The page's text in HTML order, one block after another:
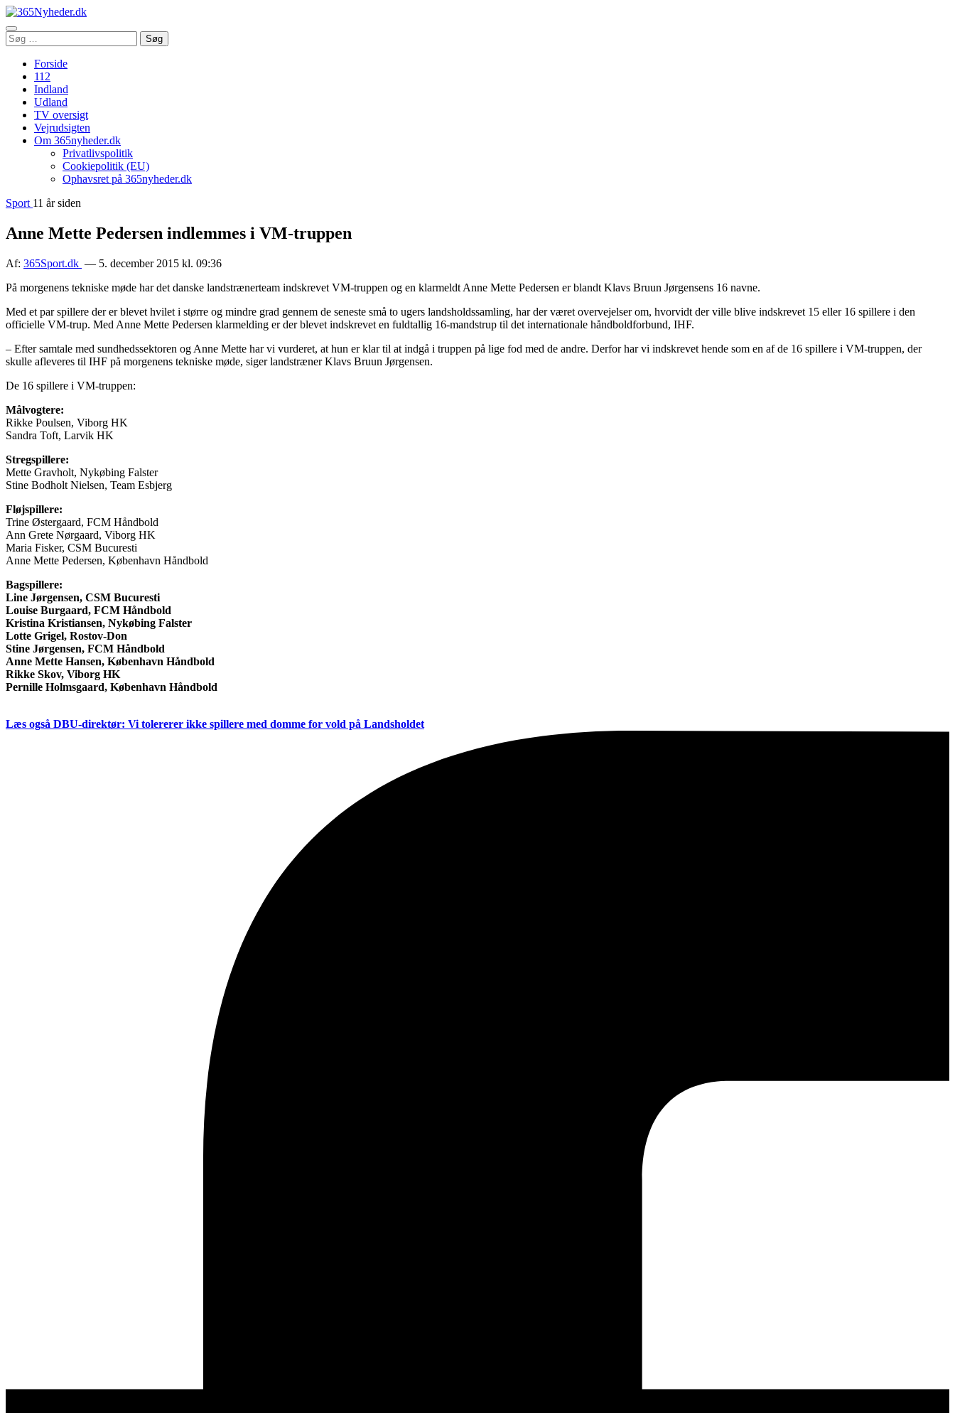
Åbn
menu
Søg
efter:
Søg
Forside
112
Indland
Udland
TV oversigt
Vejrudsigten
Om 365nyheder.dk
Privatlivspolitik
Cookiepolitik (EU)
Ophavsret på 365nyheder.dk
Sport 11 år siden
Anne Mette Pedersen indlemmes i VM-truppen
Af: 365Sport.dk — 5. december 2015 kl. 09:36
På morgenens tekniske møde har det danske landstrænerteam indskrevet VM-truppen og en klarmeldt Anne Mette Pedersen er blandt Klavs Bruun Jørgensens 16 navne.
Med et par spillere der er blevet hvilet i større og mindre grad gennem de seneste små to ugers landsholdssamling, har der været overvejelser om, hvorvidt der ville blive indskrevet 15 eller 16 spillere i den
officielle VM-trup. Med Anne Mette Pedersen klarmelding er der blevet indskrevet en fuldtallig 16-mandstrup til det internationale håndboldforbund, IHF.
– Efter samtale med sundhedssektoren og Anne Mette har vi vurderet, at hun er klar til at indgå i truppen på lige fod med de andre. Derfor har vi indskrevet hende som en af de 16 spillere i VM-truppen, der
skulle afleveres til IHF på morgenens tekniske møde, siger landstræner Klavs Bruun Jørgensen.
De 16 spillere i VM-truppen:
Målvogtere:
Rikke Poulsen, Viborg HK
Sandra Toft, Larvik HK
Stregspillere:
Mette Gravholt, Nykøbing Falster
Stine Bodholt Nielsen, Team Esbjerg
Fløjspillere:
Trine Østergaard, FCM Håndbold
Ann Grete Nørgaard, Viborg HK
Maria Fisker, CSM Bucuresti
Anne Mette Pedersen, København Håndbold
Bagspillere:
Line Jørgensen, CSM Bucuresti
Louise Burgaard, FCM Håndbold
Kristina Kristiansen, Nykøbing Falster
Lotte Grigel, Rostov-Don
Stine Jørgensen, FCM Håndbold
Anne Mette Hansen, København Håndbold
Rikke Skov, Viborg HK
Pernille Holmsgaard, København Håndbold
Læs også DBU-direktør: Vi tolererer ikke spillere med domme for vold på Landsholdet